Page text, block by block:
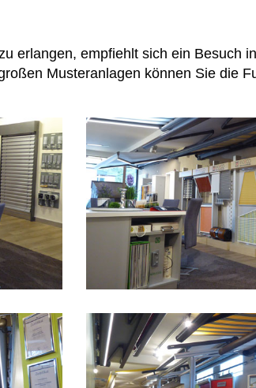
erlangen, empfiehlt sich ein Besuch
Musteranlagen können Sie die